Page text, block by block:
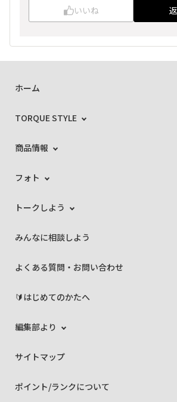
いいね
ホーム
TORQUE STYLE
商品情報
フォト
トークしよう
みんなに相談しよう
よくある質問・お問い合わせ
🔰はじめてのかたへ
編集部より
サイトマップ
ポイント/ランクについて